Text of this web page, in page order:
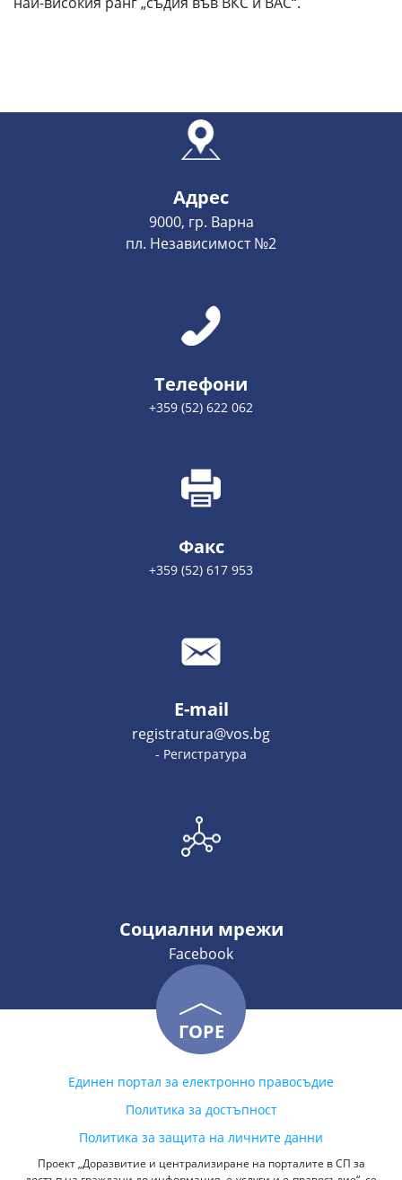
Адрес
9000, гр. Варна
пл. Независимост №2
Телефони
+359 (52) 622 062
Факс
+359 (52) 617 953
E-mail
registratura@vos.bg
- Регистратура
Социални мрежи
Facebook
ГОРЕ
Единен портал за електронно правосъдие
Политика за достъпност
Политика за защита на личните данни
Проект „Доразвитие и централизиране на порталите в СП за